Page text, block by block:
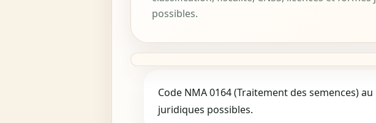
possibles.
Code NMA 0164 (Traitement des semences)
juridiques possibles.